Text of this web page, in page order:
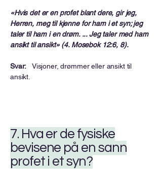
«Hvis det er en profet blant dere, gir jeg,
Herren, meg til kjenne for ham i et syn; jeg
taler til ham i en drøm. ... Jeg taler med ham
ansikt til ansikt» (4. Mosebok 12:6, 8).
Svar:
Visjoner, drømmer eller ansikt til
ansikt.
7. Hva er de fysiske
bevisene på en sann
profet i et syn?